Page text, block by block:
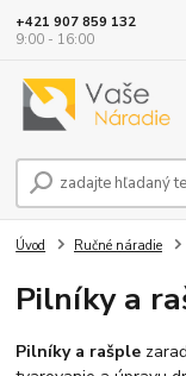
+421 907 859 132
9:00 - 16:00
Úvod Ručné náradie
Pilníky a
Pilníky a rašple